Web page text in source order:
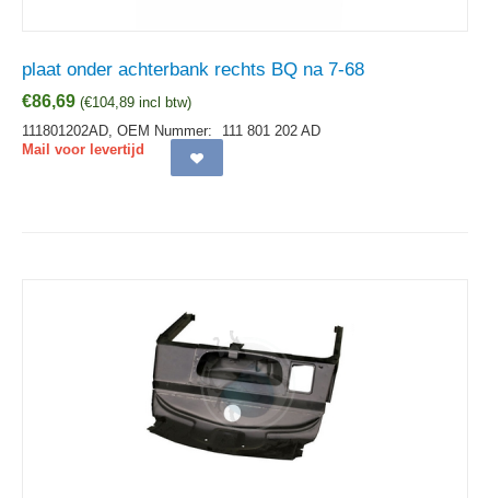
plaat onder achterbank rechts BQ na 7-68
€86,69 (€104,89 incl btw)
111801202AD, OEM Nummer:
111 801 202 AD
Mail voor levertijd